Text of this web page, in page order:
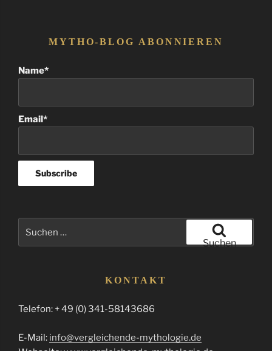
MYTHO-BLOG ABONNIEREN
Name*
Email*
nach:
Suchen
KONTAKT
Telefon: + 49 (0) 341-58143686
E-Mail: info@vergleichende-mythologie.de